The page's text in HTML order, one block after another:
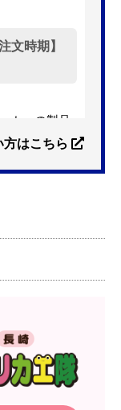
文時期】
カーの製品
のものへ変
なるとのこ
安い価格で
充実してい
一つです。
はこちら